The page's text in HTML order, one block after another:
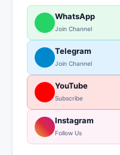
WhatsApp
Join Channel
Telegram
Join Channel
YouTube
Subscribe
Instagram
Follow Us